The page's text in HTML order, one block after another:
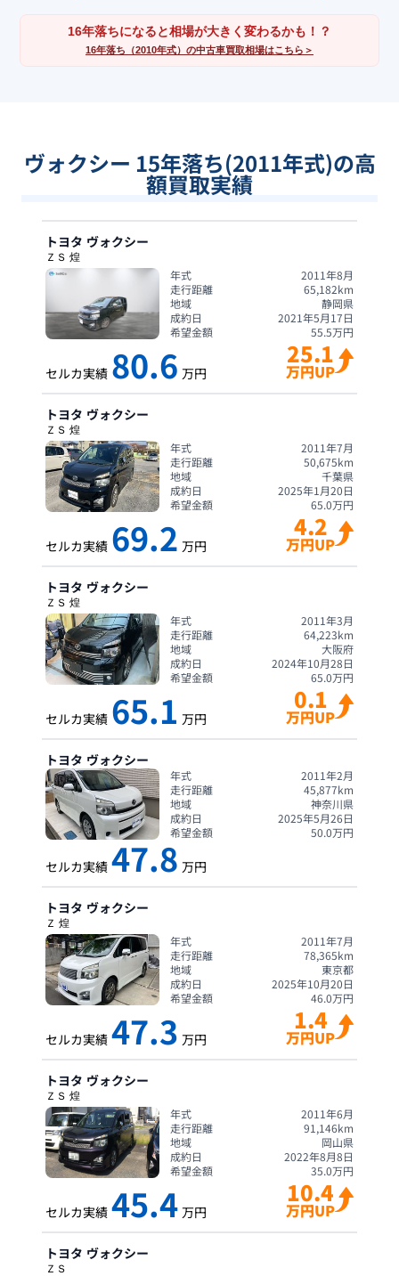
16年落ちになると相場が大きく変わるかも！？
16年落ち（2010年式）の中古車買取相場はこちら＞
ヴォクシー 15年落ち(2011年式)の高
額買取実績
トヨタ ヴォクシー
ＺＳ 煌
年式
2011年8月
走行距離
65,182km
地域
静岡県
成約日
2021年5月17日
希望金額
55.5万円
セルカ実績 80.6 万円
25.1
万円UP
トヨタ ヴォクシー
ＺＳ 煌
年式
2011年7月
走行距離
50,675km
地域
千葉県
成約日
2025年1月20日
希望金額
65.0万円
セルカ実績 69.2 万円
4.2
万円UP
トヨタ ヴォクシー
ＺＳ 煌
年式
2011年3月
走行距離
64,223km
地域
大阪府
成約日
2024年10月28日
希望金額
65.0万円
セルカ実績 65.1 万円
0.1
万円UP
トヨタ ヴォクシー
年式
2011年2月
走行距離
45,877km
地域
神奈川県
成約日
2025年5月26日
希望金額
50.0万円
セルカ実績 47.8 万円
トヨタ ヴォクシー
Ｚ 煌
年式
2011年7月
走行距離
78,365km
地域
東京都
成約日
2025年10月20日
希望金額
46.0万円
セルカ実績 47.3 万円
1.4
万円UP
トヨタ ヴォクシー
ＺＳ 煌
年式
2011年6月
走行距離
91,146km
地域
岡山県
成約日
2022年8月8日
希望金額
35.0万円
セルカ実績 45.4 万円
10.4
万円UP
トヨタ ヴォクシー
ＺＳ